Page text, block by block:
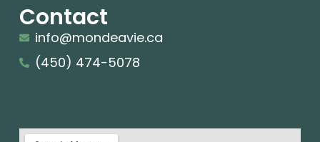
Contact
info@mondeavie.ca
(450) 474-5078